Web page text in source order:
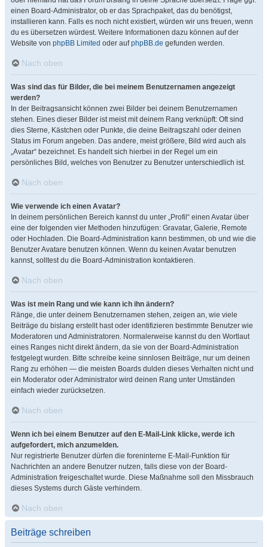
einen Board-Administrator, ob er das Sprachpaket, das du benötigst,
installieren kann. Falls es noch nicht existiert, würden wir uns freuen, wenn
du es übersetzen würdest. Weitere Informationen dazu können auf der
Website von phpBB Limited oder aufphpBB.de gefunden werden.
Nach oben
Was sind das für Bilder, die bei meinem Benutzernamen angezeigt
werden?
In der Beitragsansicht können zwei Bilder bei deinem Benutzernamen
stehen. Eines dieser Bilder ist meist mit deinem Rang verknüpft: Oft sind
dies Sterne, Kästchen oder Punkte, die deine Beitragszahl oder deinen
Status im Forum angeben. Das andere, meist größere, Bild wird auch als
„Avatar“ bezeichnet. Es handelt sich hierbei in der Regel um ein
persönliches Bild, welches von Benutzer zu Benutzer unterschiedlich ist.
Nach oben
Wie verwende ich einen Avatar?
In deinem persönlichen Bereich kannst du unter „Profil“ einen Avatar über
eine der folgenden vier Methoden hinzufügen: Gravatar, Galerie, Remote
oder Hochladen. Die Board-Administration kann bestimmen, ob und wie die
Benutzer Avatare benutzen können. Wenn du keinen Avatar benutzen
kannst, solltest du die Board-Administration kontaktieren.
Nach oben
Was ist mein Rang und wie kann ich ihn ändern?
Ränge, die unter deinem Benutzernamen stehen, zeigen an, wie viele
Beiträge du bislang erstellt hast oder identifizieren bestimmte Benutzer wie
Moderatoren und Administratoren. Normalerweise kannst du den Wortlaut
eines Ranges nicht direkt ändern, da sie von der Board-Administration
festgelegt wurden. Bitte schreibe keine sinnlosen Beiträge, nur um deinen
Rang zu erhöhen — die meisten Boards dulden dieses Verhalten nicht und
ein Moderator oder Administrator wird deinen Rang unter Umständen
einfach wieder zurücksetzen.
Nach oben
Wenn ich bei einem Benutzer auf den E-Mail-Link klicke, werde ich
aufgefordert, mich anzumelden.
Nur registrierte Benutzer dürfen die foreninterne E-Mail-Funktion für
Nachrichten an andere Benutzer nutzen, falls diese von der Board-
Administration freigeschaltet wurde. Diese Maßnahme soll den Missbrauch
dieses Systems durch Gäste verhindern.
Nach oben
Beiträge schreiben